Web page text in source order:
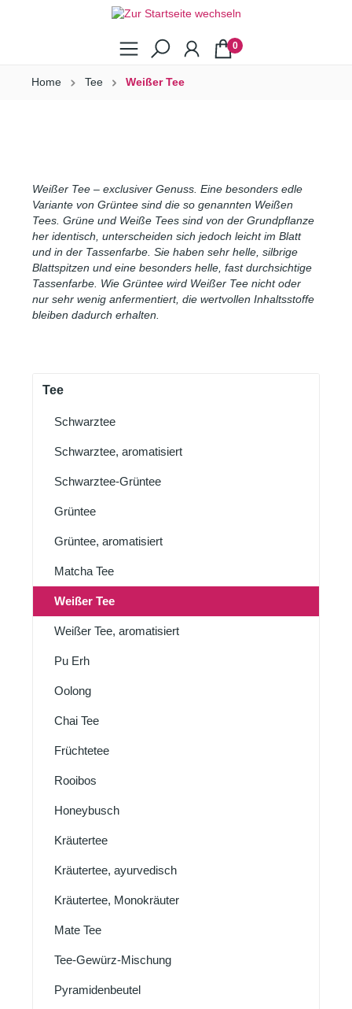
0
Home Tee Weißer Tee
Weißer Tee – exclusiver Genuss. Eine besonders edle
Variante von Grüntee sind die so genannten Weißen
Tees. Grüne und Weiße Tees sind von der Grundpflanze
her identisch, unterscheiden sich jedoch leicht im Blatt
und in der Tassenfarbe. Sie haben sehr helle, silbrige
Blattspitzen und eine besonders helle, fast durchsichtige
Tassenfarbe. Wie Grüntee wird Weißer Tee nicht oder
nur sehr wenig anfermentiert, die wertvollen Inhaltsstoffe
bleiben dadurch erhalten.
Tee
Schwarztee
Schwarztee, aromatisiert
Schwarztee-Grüntee
Grüntee
Grüntee, aromatisiert
Matcha Tee
Weißer Tee
Weißer Tee, aromatisiert
Pu Erh
Oolong
Chai Tee
Früchtetee
Rooibos
Honeybusch
Kräutertee
Kräutertee, ayurvedisch
Kräutertee, Monokräuter
Mate Tee
Tee-Gewürz-Mischung
Pyramidenbeutel